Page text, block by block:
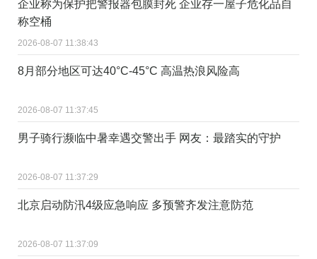
企业称为保护把警报器包膜封死 企业存一屋子危化品自
称空桶
2026-08-07 11:38:43
8月部分地区可达40°C-45°C 高温热浪风险高
2026-08-07 11:37:45
男子骑行濒临中暑幸遇交警出手 网友：最踏实的守护
2026-08-07 11:37:29
北京启动防汛4级应急响应 多预警齐发注意防范
2026-08-07 11:37:09